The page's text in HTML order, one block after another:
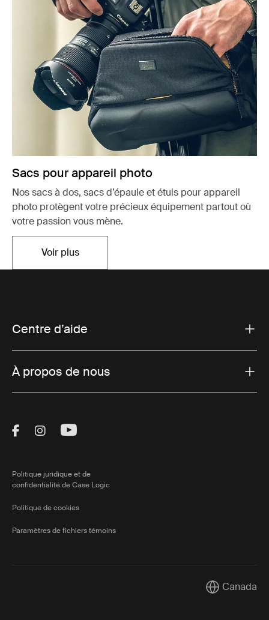
Sacs pour appareil photo
Nos sacs à dos, sacs d’épaule et étuis pour appareil
photo protègent votre précieux équipement partout où
votre passion vous mène.
Voir plusOuvre dans un nouvel onglet
Centre d’aide
À propos de nous
Visit Thule on Facebook (external link)
Visit Thule on Instagram (external link)
Visit Thule on Youtube (external
Politique juridique et de
confidentialité de Case Logic
Politique de cookies
Paramètres de fichiers témoins
CurrentCanada